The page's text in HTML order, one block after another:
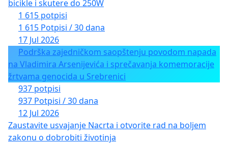
bicikle i skutere do 250W
1 615 potpisi
1 615 Potpisi / 30 dana
17 Jul 2026
Podrška zajedničkom saopštenju povodom napada
na Vladimira Arsenijevića i sprečavanja komemoracije
žrtvama genocida u Srebrenici
937 potpisi
937 Potpisi / 30 dana
12 Jul 2026
Zaustavite usvajanje Nacrta i otvorite rad na boljem
zakonu o dobrobiti životinja